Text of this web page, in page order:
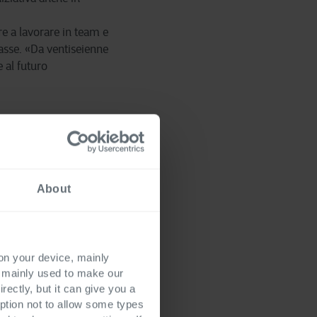
About
your device, mainly
used to make our
but it can give you a
not to allow some types
a lavorare in team e
«Da ventiseienne
al futuro
come formazione
MDA per il 2018 e